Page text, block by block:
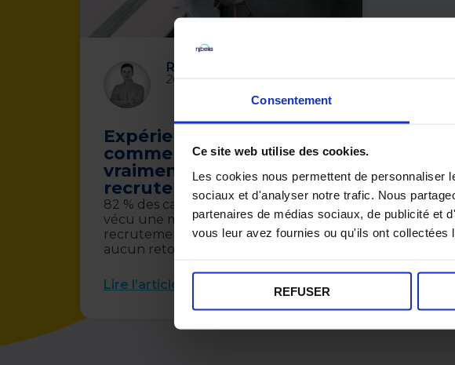
Consentement
Ce site web utilise des cookies.
Les cookies nous permettent de personnaliser
sociaux et d'analyser notre trafic. Nous
partenaires de médias sociaux, de publicité et
vous leur avez fournies ou qu'ils ont
REFUSER
Romain Turmel
20 octobre 2025
Expérience candidat :
comment améliorer
vraiment vos
recrutements ?
82 % des candidats disent avoir déjà
vécu une mauvaise expérience de
recrutement, et 8 sur 10 n’ont reçu
aucun retour après...
Lire l’article